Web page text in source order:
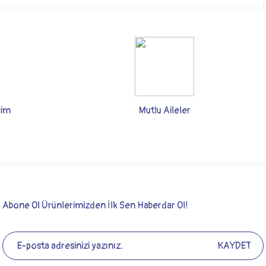
Mutlu Aileler
Abone Ol Ürünlerimizden İlk Sen Haberdar Ol!
KAYDET